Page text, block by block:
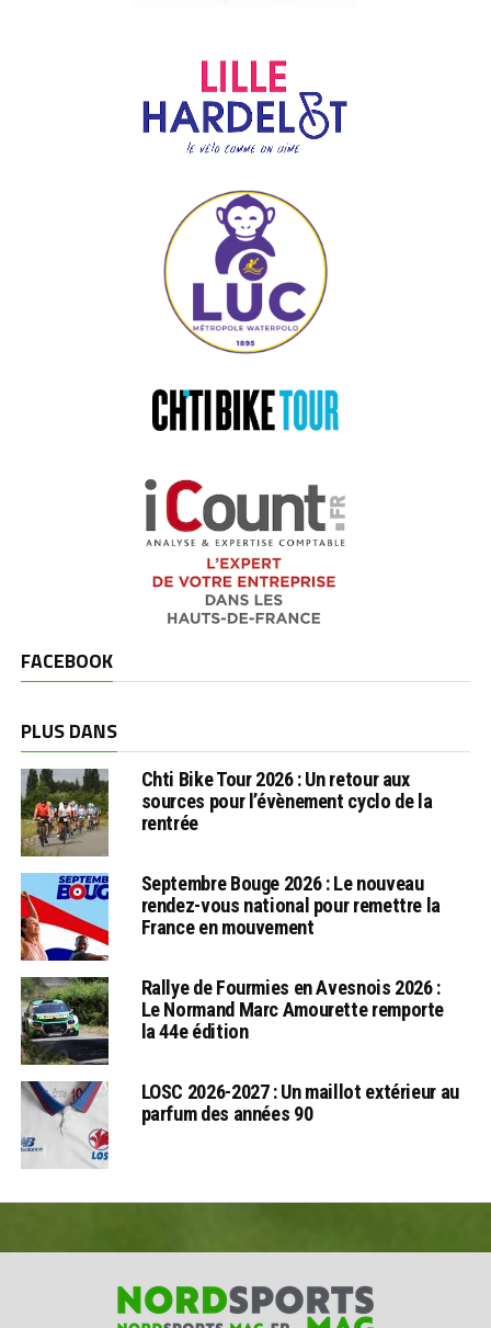
FACEBOOK
PLUS DANS
Chti Bike Tour 2026 : Un retour aux
sources pour l’évènement cyclo de la
rentrée
Septembre Bouge 2026 : Le nouveau
rendez-vous national pour remettre la
France en mouvement
Rallye de Fourmies en Avesnois 2026 :
Le Normand Marc Amourette remporte
la 44e édition
LOSC 2026-2027 : Un maillot extérieur au
parfum des années 90